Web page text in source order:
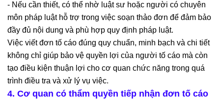
- Nếu cần thiết, có thể nhờ luật sư hoặc người có chuyên
môn pháp luật hỗ trợ trong việc soạn thảo đơn để đảm bảo
đầy đủ nội dung và phù hợp quy định pháp luật.
Việc viết đơn tố cáo đúng quy chuẩn, minh bạch và chi tiết
không chỉ giúp bảo vệ quyền lợi của người tố cáo mà còn
tạo điều kiện thuận lợi cho cơ quan chức năng trong quá
trình điều tra và xử lý vụ việc.
4. Cơ quan có thẩm quyền tiếp nhận đơn tố cáo